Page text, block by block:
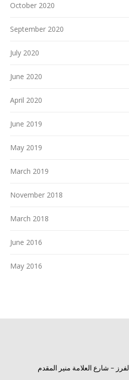
October 2020
September 2020
July 2020
June 2020
April 2020
June 2019
May 2019
March 2019
November 2018
March 2018
June 2016
May 2016
– شارع العلامة منير المقدم